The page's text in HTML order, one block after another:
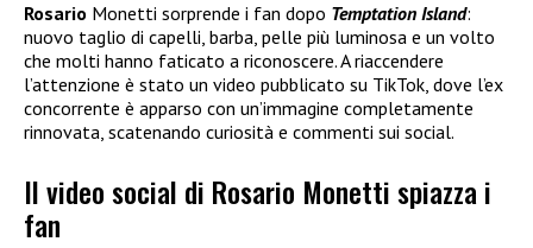
Rosario Monetti sorprende i fan dopo Temptation Island:
nuovo taglio di capelli, barba, pelle più luminosa e un volto
che molti hanno faticato a riconoscere. A riaccendere
l’attenzione è stato un video pubblicato su TikTok, dove l’ex
concorrente è apparso con un’immagine completamente
rinnovata, scatenando curiosità e commenti sui social.
Il video social di Rosario Monetti spiazza i
fan